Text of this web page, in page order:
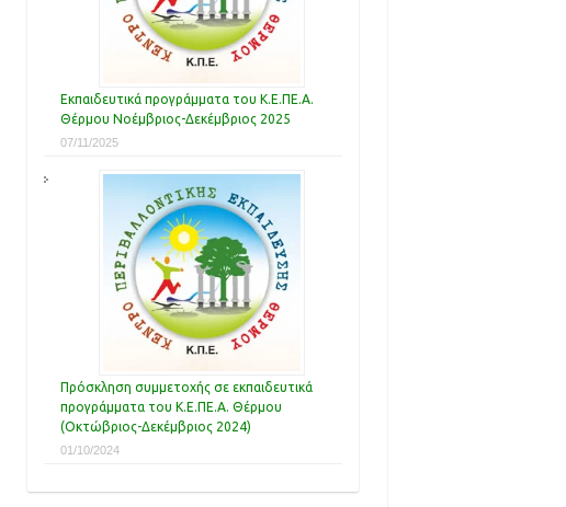
Εκπαιδευτικά προγράμματα του Κ.Ε.ΠΕ.Α.
Θέρμου Νοέμβριος-Δεκέμβριος 2025
07/11/2025
Πρόσκληση συμμετοχής σε εκπαιδευτικά
προγράμματα του Κ.Ε.ΠΕ.Α. Θέρμου
(Οκτώβριος-Δεκέμβριος 2024)
01/10/2024